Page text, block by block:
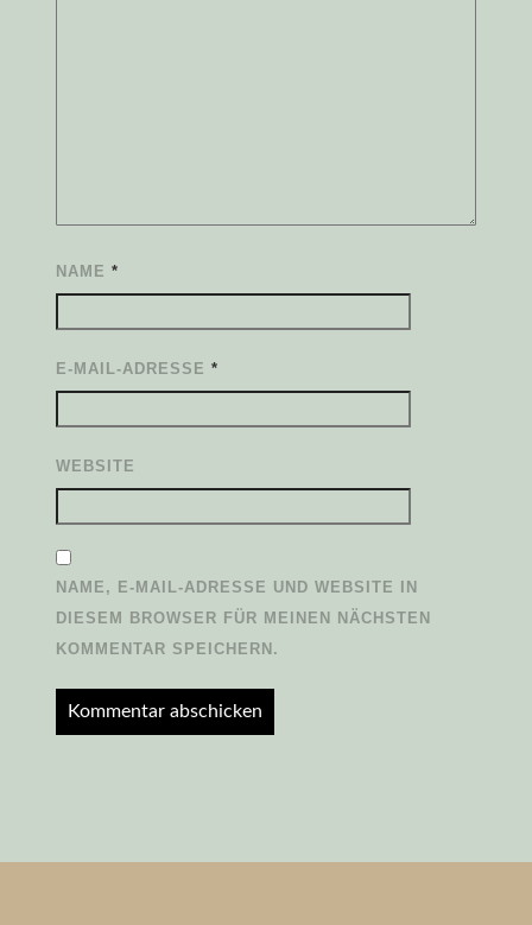
NAME*
E-MAIL-ADRESSE*
WEBSITE
NAME, E-MAIL-ADRESSE UND WEBSITE IN
DIESEM BROWSER FÜR MEINEN NÄCHSTEN
KOMMENTAR SPEICHERN.